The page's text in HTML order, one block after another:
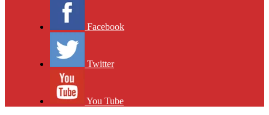
Facebook
Twitter
You Tube